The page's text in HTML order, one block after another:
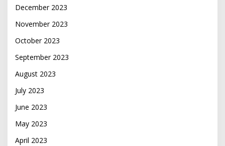
December 2023
November 2023
October 2023
September 2023
August 2023
July 2023
June 2023
May 2023
April 2023